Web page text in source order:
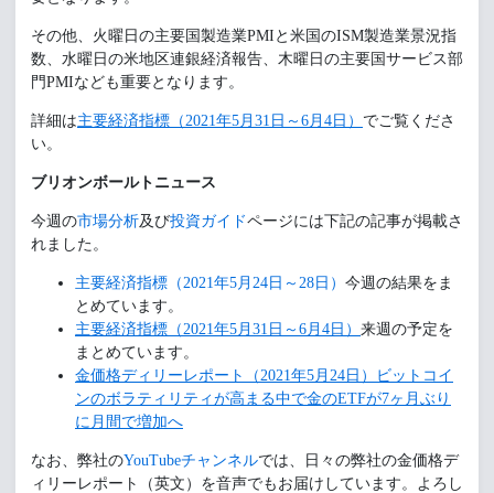
その他、火曜日の主要国製造業PMIと米国のISM製造業景況指
数、水曜日の米地区連銀経済報告、木曜日の主要国サービス部
門PMIなども重要となります。
詳細は主要経済指標（2021年5月31日～6月4日） でご覧くださ
い。
ブリオンボールトニュース
今週の市場分析及び投資ガイドページには下記の記事が掲載さ
れました。
主要経済指標（2021年5月24日～28日） 今週の結果をま
とめています。
主要経済指標（2021年5月31日～6月4日） 来週の予定を
まとめています。
金価格ディリーレポート（2021年5月24日）ビットコイ
ンのボラティリティが高まる中で金のETFが7ヶ月ぶり
に月間で増加へ
なお、弊社のYouTubeチャンネルでは、日々の弊社の金価格デ
ィリーレポート（英文）を音声でもお届けしています。よろし